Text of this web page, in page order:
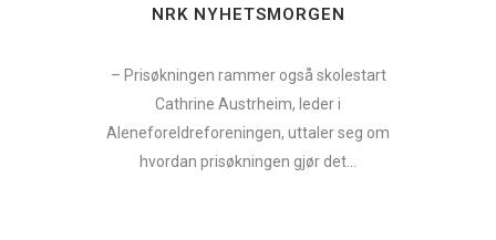
NRK NYHETSMORGEN
– Prisøkningen rammer også skolestart
Cathrine Austrheim, leder i
Aleneforeldreforeningen, uttaler seg om
hvordan prisøkningen gjør det...